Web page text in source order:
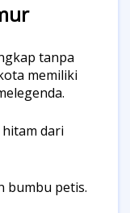
tanpa
memiliki
dari
bumbu petis.